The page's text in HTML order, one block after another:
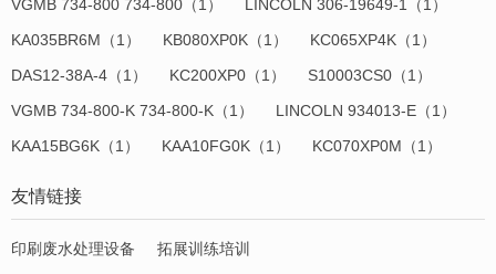
VGMB 734-800 734-800（1）
LINCOLN 306-19649-1（1）
KA035BR6M（1）
KB080XP0K（1）
KC065XP4K（1）
DAS12-38A-4（1）
KC200XP0（1）
S10003CS0（1）
VGMB 734-800-K 734-800-K（1）
LINCOLN 934013-E（1）
KAA15BG6K（1）
KAA10FG0K（1） KC070XP0M（1）
友情链接
印刷废水处理设备 拓展训练培训